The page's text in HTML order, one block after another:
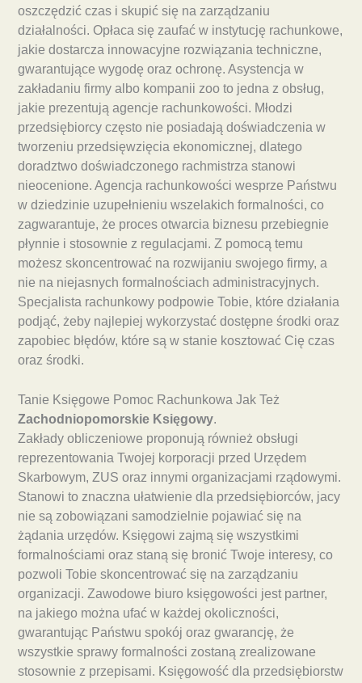
oszczędzić czas i skupić się na zarządzaniu
działalności. Opłaca się zaufać w instytucję rachunkowe,
jakie dostarcza innowacyjne rozwiązania techniczne,
gwarantujące wygodę oraz ochronę. Asystencja w
zakładaniu firmy albo kompanii zoo to jedna z obsług,
jakie prezentują agencje rachunkowości. Młodzi
przedsiębiorcy często nie posiadają doświadczenia w
tworzeniu przedsięwzięcia ekonomicznej, dlatego
doradztwo doświadczonego rachmistrza stanowi
nieocenione. Agencja rachunkowości wesprze Państwu
w dziedzinie uzupełnieniu wszelakich formalności, co
zagwarantuje, że proces otwarcia biznesu przebiegnie
płynnie i stosownie z regulacjami. Z pomocą temu
możesz skoncentrować na rozwijaniu swojego firmy, a
nie na niejasnych formalnościach administracyjnych.
Specjalista rachunkowy podpowie Tobie, które działania
podjąć, żeby najlepiej wykorzystać dostępne środki oraz
zapobiec błędów, które są w stanie kosztować Cię czas
oraz środki.
Tanie Księgowe Pomoc Rachunkowa Jak Też
Zachodniopomorskie Księgowy.
Zakłady obliczeniowe proponują również obsługi
reprezentowania Twojej korporacji przed Urzędem
Skarbowym, ZUS oraz innymi organizacjami rządowymi.
Stanowi to znaczna ułatwienie dla przedsiębiorców, jacy
nie są zobowiązani samodzielnie pojawiać się na
żądania urzędów. Księgowi zajmą się wszystkimi
formalnościami oraz staną się bronić Twoje interesy, co
pozwoli Tobie skoncentrować się na zarządzaniu
organizacji. Zawodowe biuro księgowości jest partner,
na jakiego można ufać w każdej okoliczności,
gwarantując Państwu spokój oraz gwarancję, że
wszystkie sprawy formalności zostaną zrealizowane
stosownie z przepisami. Księgowość dla przedsiębiorstw